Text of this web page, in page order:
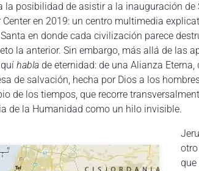
la posibilidad de asistir a la inauguración de
Center en 2019: un centro multimedia
en donde cada civilización parece
la anterior. Sin embargo, más allá de las
habla de eternidad: de una Alianza Eterna,
de salvación, hecha por Dios a los
de los tiempos, que recorre
de la Humanidad como un hilo invisible.
que